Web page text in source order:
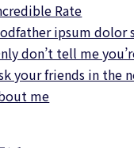
Rate
ipsum dolor
don’t tell me
your friends in the
me